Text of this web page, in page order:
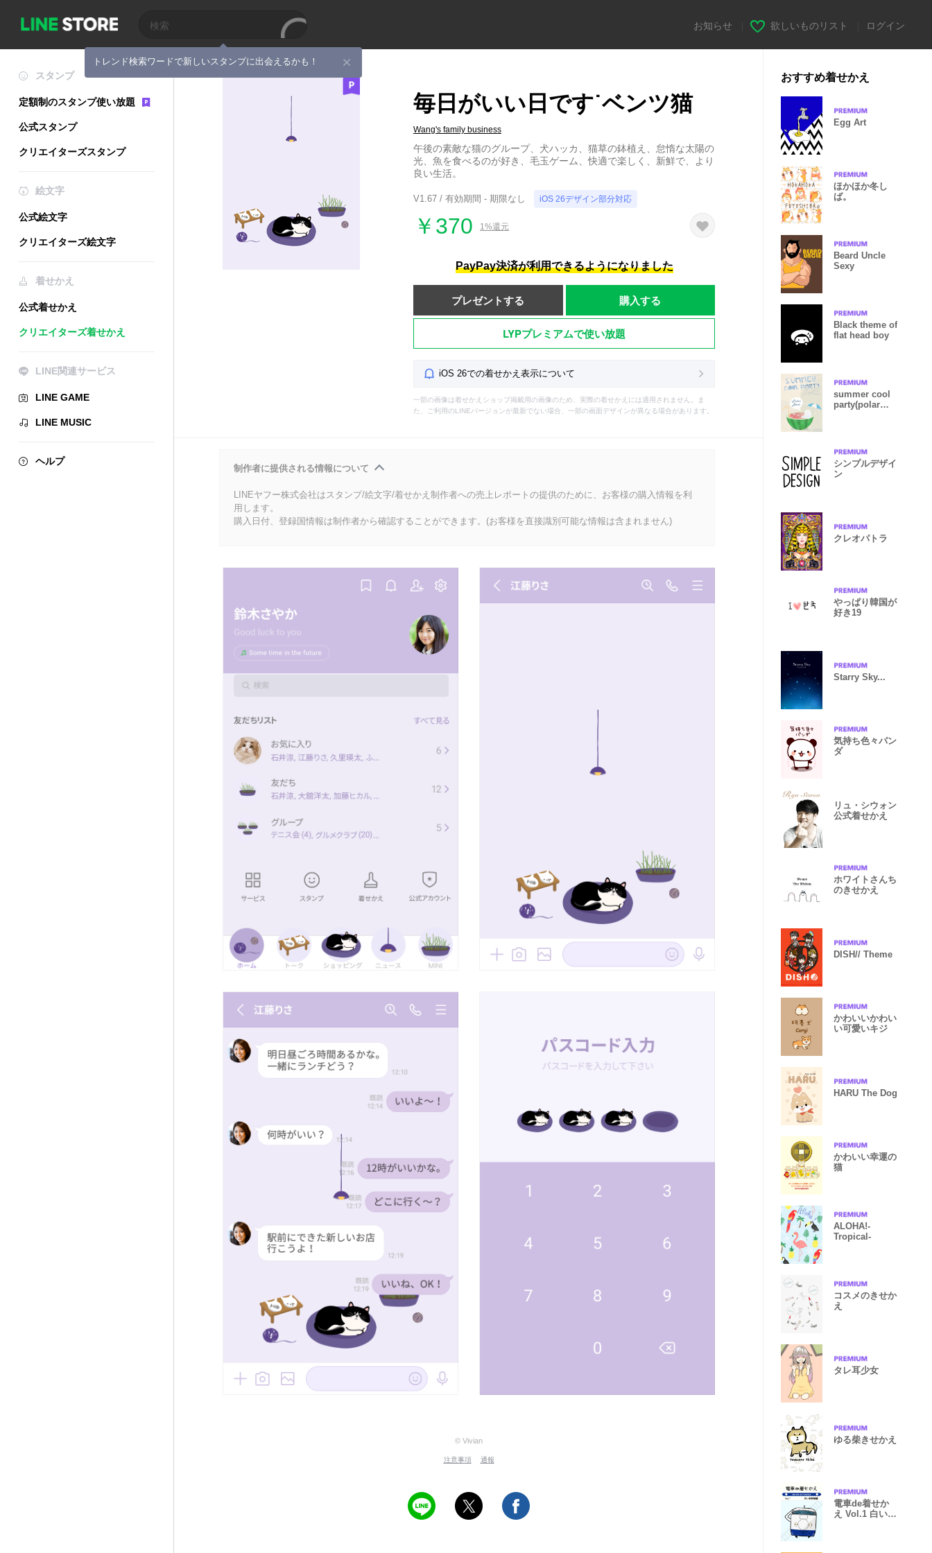
トレンド検索ワードで新しいスタンプに出会えるかも！
お知らせ 欲しいものリスト ログイン
スタンプ
定額制のスタンプ使い放題
公式スタンプ
クリエイターズスタンプ
絵文字
公式絵文字
クリエイターズ絵文字
着せかえ
公式着せかえ
クリエイターズ着せかえ
LINE関連サービス
LINE GAME
LINE MUSIC
ヘルプ
毎日がいい日です˙ベンツ猫
Wang's family business
午後の素敵な猫のグループ、犬ハッカ、猫草の鉢植え、怠惰な太陽の
光、魚を食べるのが好き、毛玉ゲーム、快適で楽しく、新鮮で、より
良い生活。
V1.67 / 有効期間 - 期限なし iOS 26デザイン部分対応
￥370 1%還元
PayPay決済が利用できるようになりました
プレゼントする 購入する
LYPプレミアムで使い放題
iOS 26での着せかえ表示について
一部の画像は着せかえショップ掲載用の画像のため、実際の着せかえには適用されません。ま
た、ご利用のLINEバージョンが最新でない場合、一部の画面デザインが異なる場合があります。
制作者に提供される情報について
LINEヤフー株式会社はスタンプ/絵文字/着せかえ制作者への売上レポートの提供のために、お客様の購入情報を利
用します。
購入日付、登録国情報は制作者から確認することができます。(お客様を直接識別可能な情報は含まれません)
© Vivian
注意事項 通報
おすすめ着せかえ
Egg Art
ほかほか冬し
ば。
Beard Uncle
Sexy
Black theme of
flat head boy
summer cool
party(polar
シンプルデザイ
ン
クレオパトラ
やっぱり韓国が
好き19
Starry Sky...
気持ち色々パン
ダ
リュ・シウォン
公式着せかえ
ホワイトさんち
のきせかえ
DISH// Theme
かわいいかわい
い可愛いキジ
HARU The Dog
かわいい幸運の
猫
ALOHA!-
Tropical-
コスメのきせか
え
タレ耳少女
ゆる柴きせかえ
電車de着せか
え Vol.1 白い新